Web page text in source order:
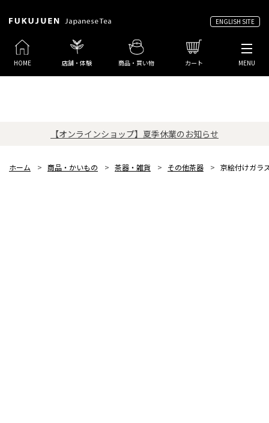
ENGLISH SITE
HOME 店舗・体験 商品・買い物 カート MENU
【オンラインショップ】夏季休業のお知らせ
ホーム > 商品・かいもの > 茶器・雑貨 > その他茶器 > 京絵付けガラ